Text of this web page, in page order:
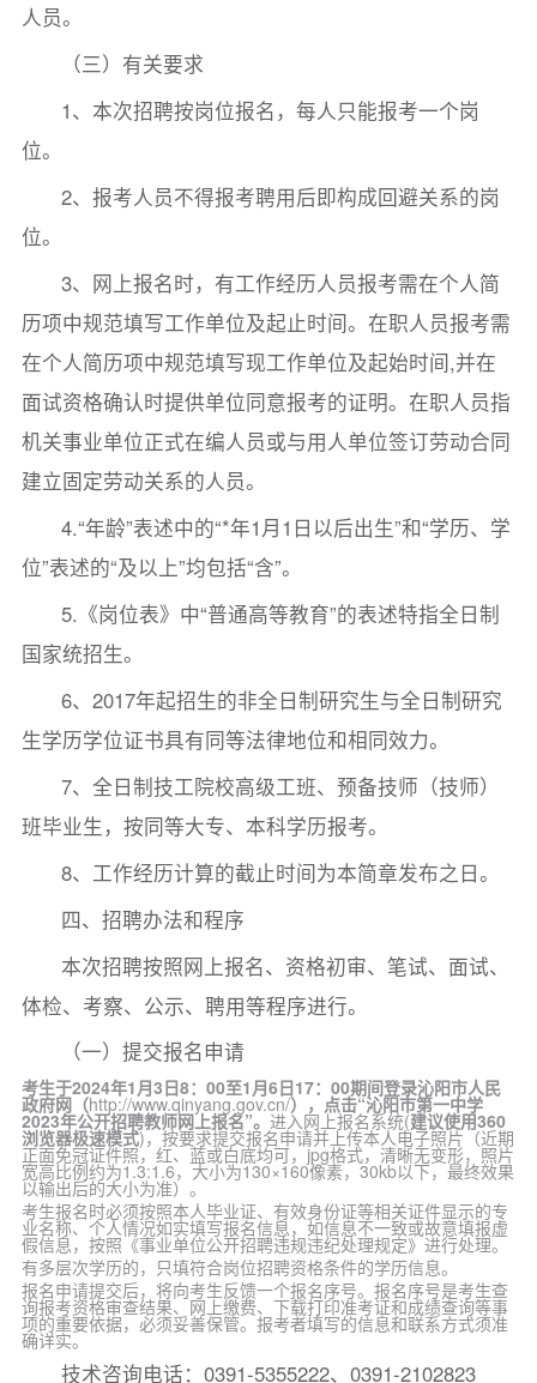
人员。
（三）有关要求
1、本次招聘按岗位报名，每人只能报考一个岗
位。
2、报考人员不得报考聘用后即构成回避关系的岗
位。
3、网上报名时，有工作经历人员报考需在个人简
历项中规范填写工作单位及起止时间。在职人员报考需
在个人简历项中规范填写现工作单位及起始时间,并在
面试资格确认时提供单位同意报考的证明。在职人员指
机关事业单位正式在编人员或与用人单位签订劳动合同
建立固定劳动关系的人员。
4.“年龄”表述中的“*年1月1日以后出生”和“学历、学
位”表述的“及以上”均包括“含”。
5.《岗位表》中“普通高等教育”的表述特指全日制
国家统招生。
6、2017年起招生的非全日制研究生与全日制研究
生学历学位证书具有同等法律地位和相同效力。
7、全日制技工院校高级工班、预备技师（技师）
班毕业生，按同等大专、本科学历报考。
8、工作经历计算的截止时间为本简章发布之日。
四、招聘办法和程序
本次招聘按照网上报名、资格初审、笔试、面试、
体检、考察、公示、聘用等程序进行。
（一）提交报名申请
考生于2024年1月3日8：00至1月6日17：00期间登录沁阳市人民
政府网（http://www.qinyang.gov.cn/），点击“沁阳市第一中学
2023年公开招聘教师网上报名”。 进入网上报名系统(建议使用360
浏览器极速模式)，按要求提交报名申请并上传本人电子照片（近期
正面免冠证件照，红、蓝或白底均可，jpg格式，清晰无变形，照片
宽高比例约为1.3:1.6，大小为130×160像素，30kb以下，最终效果
以输出后的大小为准）。
考生报名时必须按照本人毕业证、有效身份证等相关证件显示的专
业名称、个人情况如实填写报名信息，如信息不一致或故意填报虚
假信息，按照《事业单位公开招聘违规违纪处理规定》进行处理。
有多层次学历的，只填符合岗位招聘资格条件的学历信息。
报名申请提交后，将向考生反馈一个报名序号。报名序号是考生查
询报考资格审查结果、网上缴费、下载打印准考证和成绩查询等事
项的重要依据，必须妥善保管。报考者填写的信息和联系方式须准
确详实。
技术咨询电话：0391-5355222、0391-2102823